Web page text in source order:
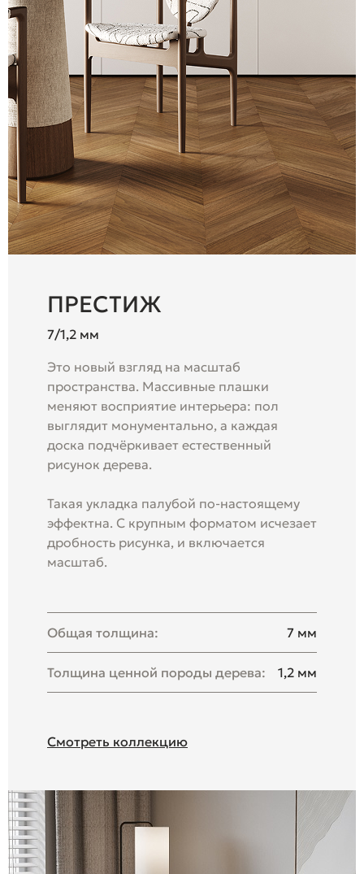
ПРЕСТИЖ
7/1,2 мм
Это новый взгляд на масштаб
пространства. Массивные плашки
меняют восприятие интерьера: пол
выглядит монументально, а каждая
доска подчёркивает естественный
рисунок дерева.
Такая укладка палубой по-настоящему
эффектна. С крупным форматом исчезает
дробность рисунка, и включается
масштаб.
Общая толщина: 7 мм
Толщина ценной породы дерева: 1,2 мм
Смотреть коллекцию